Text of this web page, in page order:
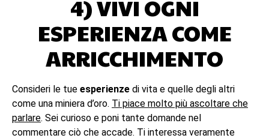
4) VIVI OGNI
ESPERIENZA COME
ARRICCHIMENTO
Consideri le tue esperienze di vita e quelle degli altri
come una miniera d’oro. Ti piace molto più ascoltare che
parlare. Sei curioso e poni tante domande nel
commentare ciò che accade. Ti interessa veramente